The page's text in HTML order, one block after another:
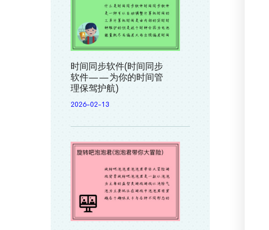
时间同步软件(时间同步
软件——为你的时间管
理保驾护航)
2026-02-13